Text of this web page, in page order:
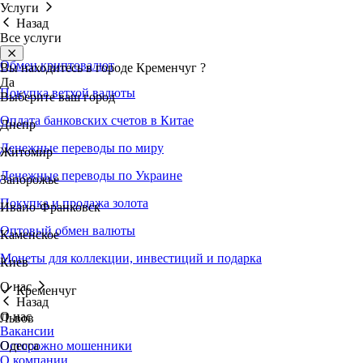
Услуги
Назад
Все услуги
Обмен криптовалют
Покупка ветхой валюты
Оплата банковских счетов в Китае
Денежные переводы по миру
Денежные переводы по Украине
Покупка и продажа золота
Оптовый обмен валюты
Монеты для коллекции, инвестиций и подарка
О нас
Назад
О нас
Вакансии
Осторожно мошенники
О компании
Вы находитесь в городе Кременчуг ?
Да
Выберите ваш город
Днепр
Житомир
Запорожье
Ивано-Франковск
Каменское
Киев
Кременчуг
Львов
Одесса